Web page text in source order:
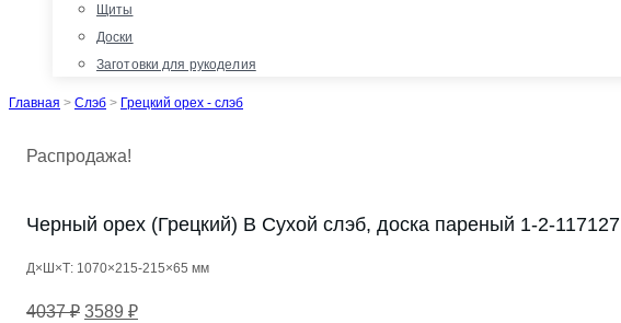
Щиты
Доски
Заготовки для рукоделия
Главная > Слэб > Грецкий орех - слэб
Распродажа!
Черный орех (Грецкий) B Сухой слэб, доска пареный 1-2-117127
Д×Ш×Т: 1070×215-215×65 мм
4037₽ Первоначальная
3589 ₽Текущая